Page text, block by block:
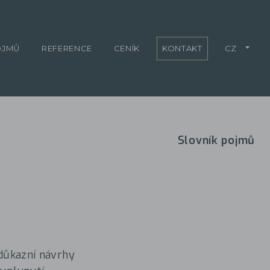
Slovník pojmů
návrhy
REFERENCE CENÍK KONTAKT CZ